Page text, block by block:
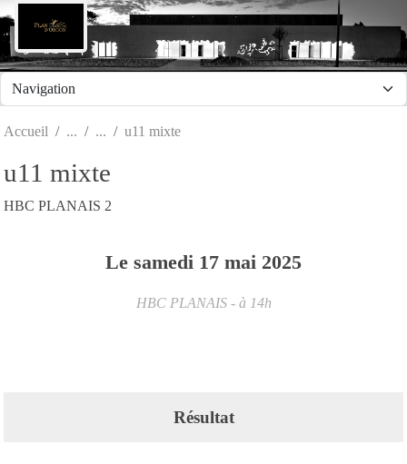
Accueil u11 mixte
u11 mixte
HBC PLANAIS 2
Le samedi 17 mai 2025
HBC PLANAIS - à 14h
Résultat
Panneau de gestion des cookies